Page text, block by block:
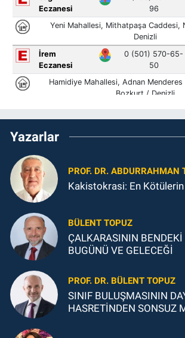
Yazarlar
PROF. DR. ABDURRAHMAN
Kakistokrasi: En
BÜLENT TOPUZ
ÇALKARASININ BENDEKİ
BUGÜNÜ VE GELECEĞİ
PROF. DR. BÜLENT TOPUZ
SINIF BULUŞMASININ
HASRETİNDEN SONSUZ